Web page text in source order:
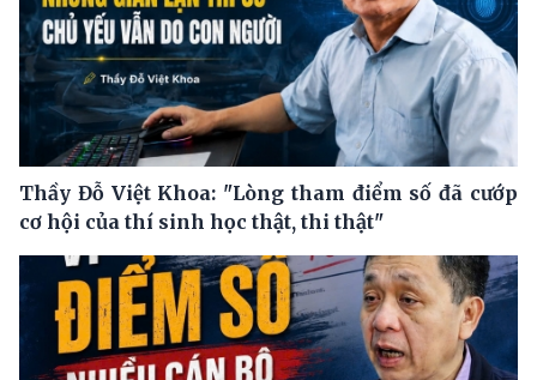
Thầy Đỗ Việt Khoa: "Lòng tham điểm số đã cướp
cơ hội của thí sinh học thật, thi thật"